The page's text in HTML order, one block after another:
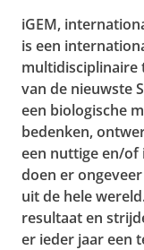
iGEM,
is een
multidisciplinaire
van de nieuwste
een biologische
bedenken,
een nuttige en/of
doen er
uit de hele
resultaat en
er ieder jaar een